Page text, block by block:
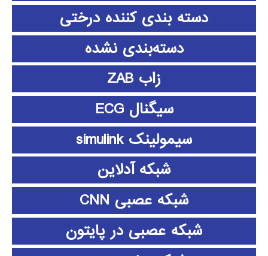
دسته بندی کننده درختی
دسته‌بندی نشده
زاب ZAB
سیگنال ECG
سیمولینک simulink
شبکه آدلاین
شبکه عصبی CNN
شبکه عصبی در پایتون